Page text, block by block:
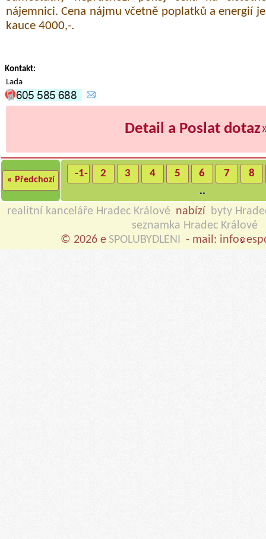
nájemnici. Cena nájmu včetně poplatků a energií
kauce 4000,-.
Kontakt:
Lada
Detail a Poslat dotaz
« Předchozí
-1- 2 3 4 5 6 7
8
..
realitní kanceláře Hradec Králové nabízí byty
seznamka Hradec Králové
© 2026 e SPOLUBYDLENI - mail: info